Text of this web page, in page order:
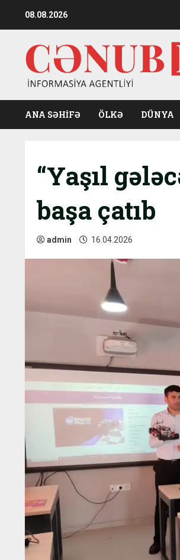
08.08.2026
ANA SƏHİFƏ ÖLKƏ DÜNYA
“Yaşıl
başa çatıb
admin 16.04.2026